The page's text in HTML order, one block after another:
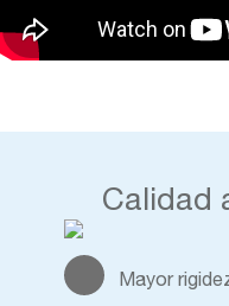
Calidad
Mayor